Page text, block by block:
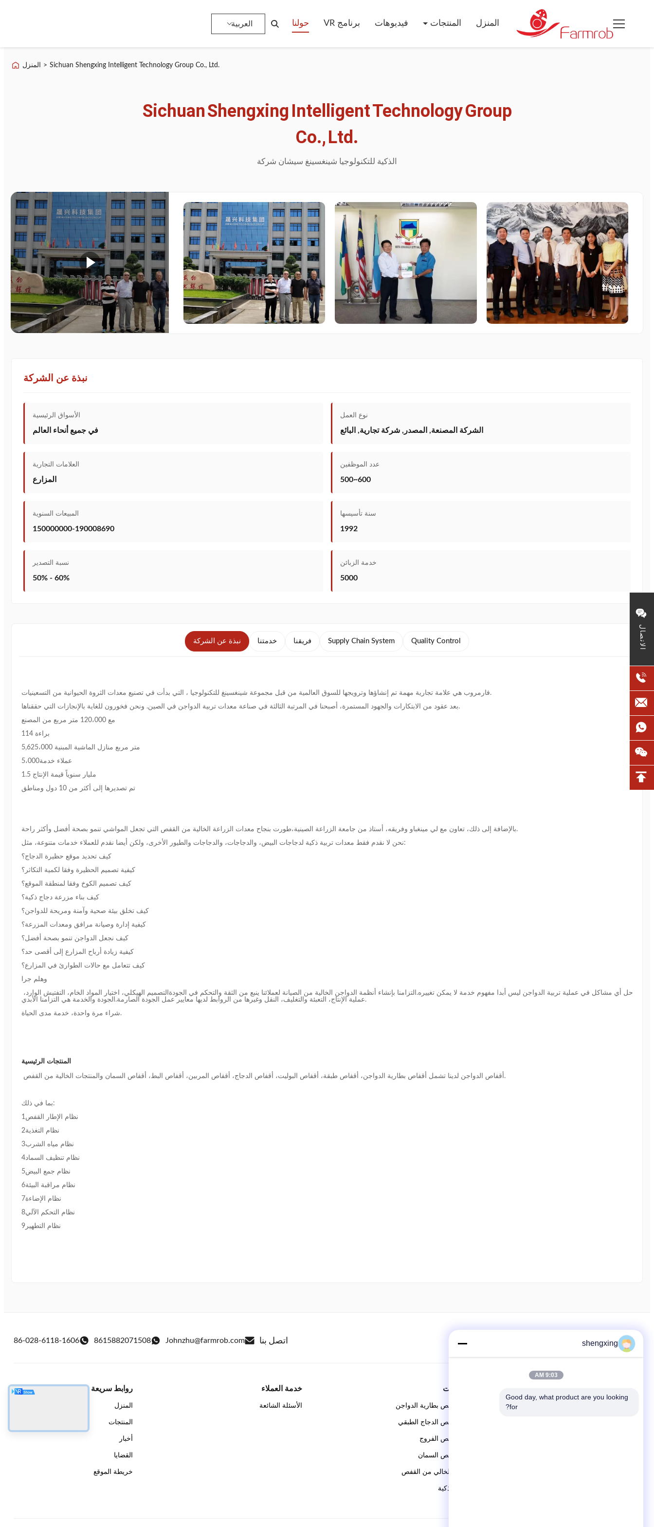
الاتصال
المنزل المنتجات فيديوهات برنامج VR حولنا العربية
المنزل > Sichuan Shengxing Intelligent Technology Group Co., Ltd.
SichuanShengxing IntelligentTechnologyGroup
Co.,Ltd.
شركة سيشان شينغسينغ للتكنولوجيا الذكية
نبذة عن الشركة
الأسواق الرئيسية
في جميع أنحاء العالم
نوع العمل
الشركة المصنعة, المصدر, شركة تجارية, البائع
العلامات التجارية
المزارع
عدد الموظفين
500~600
المبيعات السنوية
150000000-190008690
سنة تأسيسها
1992
نسبة التصدير
50% - 60%
خدمة الزبائن
5000
نبذة عن الشركة خدمتنا فريقنا Supply Chain System Quality Control
فارمروب هي علامة تجارية مهمة تم إنشاؤها وترويجها للسوق العالمية من قبل مجموعة شينغسينغ للتكنولوجيا ، التي بدأت في تصنيع معدات الثروة الحيوانية من التسعينيات.
بعد عقود من الابتكارات والجهود المستمرة، أصبحنا في المرتبة الثالثة في صناعة معدات تربية الدواجن في الصين. ونحن فخورون للغاية بالإنجازات التي حققناها.
مع 120،000 متر مربع من المصنع
114 براءة
5,625،000 متر مربع منازل الماشية المبنية
5،000عملاء خدمة
1.5 مليار سنوياً قيمة الإنتاج
تم تصديرها إلى أكثر من 10 دول ومناطق
بالإضافة إلى ذلك، تعاون مع لي مينغباو وفريقه، أستاذ من جامعة الزراعة الصينية،طورت بنجاح معدات الزراعة الخالية من القفص التي تجعل المواشي تنمو بصحة أفضل وأكثر راحة.
نحن لا نقدم فقط معدات تربية ذكية لدجاجات البيض، والدجاجات، والدجاجات والطيور الأخرى، ولكن أيضا نقدم للعملاء خدمات متنوعة، مثل:
كيف تحديد موقع حظيرة الدجاج؟
كيفية تصميم الحظيرة وفقا لكمية التكاثر؟
كيف تصميم الكوخ وفقا لمنطقة الموقع؟
كيف بناء مزرعة دجاج ذكية؟
كيف تخلق بيئة صحية وآمنة ومريحة للدواجن؟
كيفية إدارة وصيانة مرافق ومعدات المزرعة؟
كيف نجعل الدواجن تنمو بصحة أفضل؟
كيفية زيادة أرباح المزارع إلى أقصى حد؟
كيف تتعامل مع حالات الطوارئ في المزارع؟
وهلم جرا
عملية الإنتاج، التعبئة والتغليف، النقل وغيرها من الروابط لديها معايير عمل الجودة الصارمة.الجودة والخدمة هي التزامنا الأبدي.
شراء مرة واحدة، خدمة مدى الحياة.
المنتجات الرئيسية
أقفاص الدواجن لدينا تشمل أقفاص بطارية الدواجن، أقفاص طبقة، أقفاص البوليت، أقفاص الدجاج، أقفاص المربين، أقفاص البط، أقفاص السمان والمنتجات الخالية من القفص.
بما في ذلك:
1نظام الإطار القفص
2نظام التغذية
3نظام مياه الشرب
4نظام تنظيف السماد
5نظام جمع البيض
6نظام مراقبة البيئة
7نظام الإضاءة
8نظام التحكم الآلي
9نظام التطهير
اتبعنا اتصل بنا Johnzhu@farmrob.com
8615882071508
86-028-6118-1606
المنتجات
نظام قفص بطارية الدواجن
نظام قفص الدجاج الطبقي
نظام قفص الفروج
نظام قفص السمان
النظام الخالي من القفص
مزرعة ذكية
خدمة العملاء
الأسئلة الشائعة
روابط سريعة
المنزل
المنتجات
أخبار
القضايا
خريطة الموقع
shengxing
9:03 AM
Good day, what product are you looking
for?